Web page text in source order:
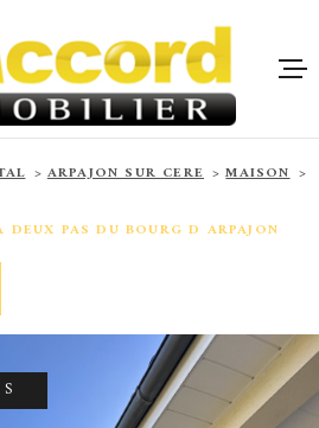
ACCUEIL
QUI
NOS BIENS
LOCATION
ARPAJON SUR CERE
MAISON
PAS DU BOURG D ARPAJON
VOTRE
RECHERCHE
ACHETER
CHAMPS